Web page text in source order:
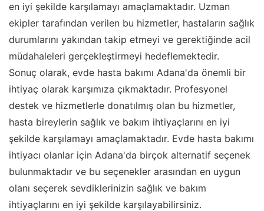
en iyi şekilde karşılamayı amaçlamaktadır. Uzman
ekipler tarafından verilen bu hizmetler, hastaların sağlık
durumlarını yakından takip etmeyi ve gerektiğinde acil
müdahaleleri gerçekleştirmeyi hedeflemektedir.
Sonuç olarak, evde hasta bakımı Adana'da önemli bir
ihtiyaç olarak karşımıza çıkmaktadır. Profesyonel
destek ve hizmetlerle donatılmış olan bu hizmetler,
hasta bireylerin sağlık ve bakım ihtiyaçlarını en iyi
şekilde karşılamayı amaçlamaktadır. Evde hasta bakımı
ihtiyacı olanlar için Adana'da birçok alternatif seçenek
bulunmaktadır ve bu seçenekler arasından en uygun
olanı seçerek sevdiklerinizin sağlık ve bakım
ihtiyaçlarını en iyi şekilde karşılayabilirsiniz.